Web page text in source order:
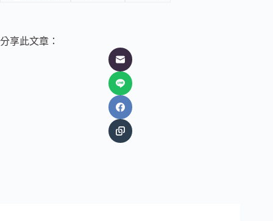
分享此文章：